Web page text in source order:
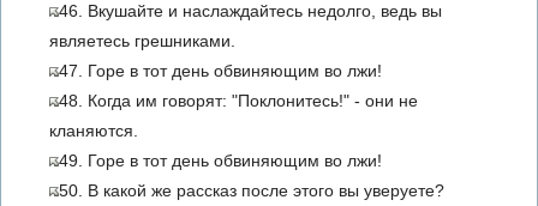
46. Вкушайте и наслаждайтесь недолго, ведь вы
являетесь грешниками.
47. Горе в тот день обвиняющим во лжи!
48. Когда им говорят: "Поклонитесь!" - они не
кланяются.
49. Горе в тот день обвиняющим во лжи!
50. В какой же рассказ после этого вы уверуете?